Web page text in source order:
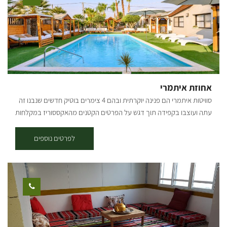
אחוזת איתמרי
סוויטות איתמרי הם פנינה יוקרתית ובהם 4 צימרים בוטיק חדשים שנבנו זה
עתה ועוצבו בקפידה תוך דגש על הפרטים הקטנים מהאקססוריז במקלחות
הבית מפנקת תמיד ובאופן ספונטני (אוקיי, אולי עשינו פה ספוילר קטן), ועל
כך יעידו אורחים ששהו במקום ונותרו מופתעים מהלב הרחב של המארחים.
הצימרים מותאמים לזוגות, למסיבות רווקות/רווקים, למשפחה או לפני
חתונה. מה במקום: מיטה מפוארת, פינת איפור בסגנון וינטאג' ועיצוב
מקסים ומושלם לצורך צילומים (לכלות ובכלל), ספה נפתחת שגם בה ניתן
לישון, שולחן סלוני מעץ אלון מעושן, שולחן מטבח, מטבח מאובזר כולל
מכונת אספרסו של Nespreso, פלטת בישול ופלטת שבת ומיחם לשומרי
שבת. המקום מתאים גם לדתיים, במטבחים קיימים כלים בשריים וחלביים
לפרטים נוספים